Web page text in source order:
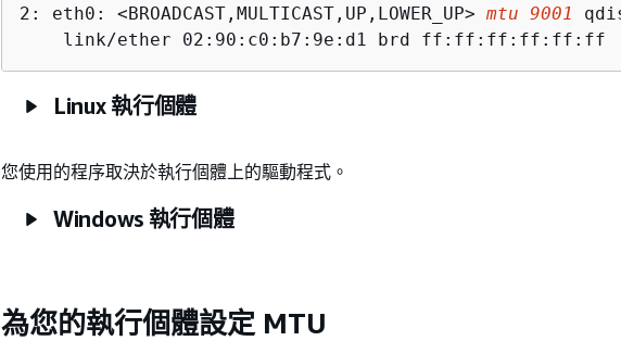
2: eth0: <BROADCAST,MULTICAST,UP,LOWER_UP> mtu 9001
    link/ether 02:90:c0:b7:9e:d1 brd ff:ff:ff:ff:ff:ff
Linux 執行個體
您使用的程序取決於執行個體上的驅動程式。
Windows 執行個體
為您的執行個體設定 MTU